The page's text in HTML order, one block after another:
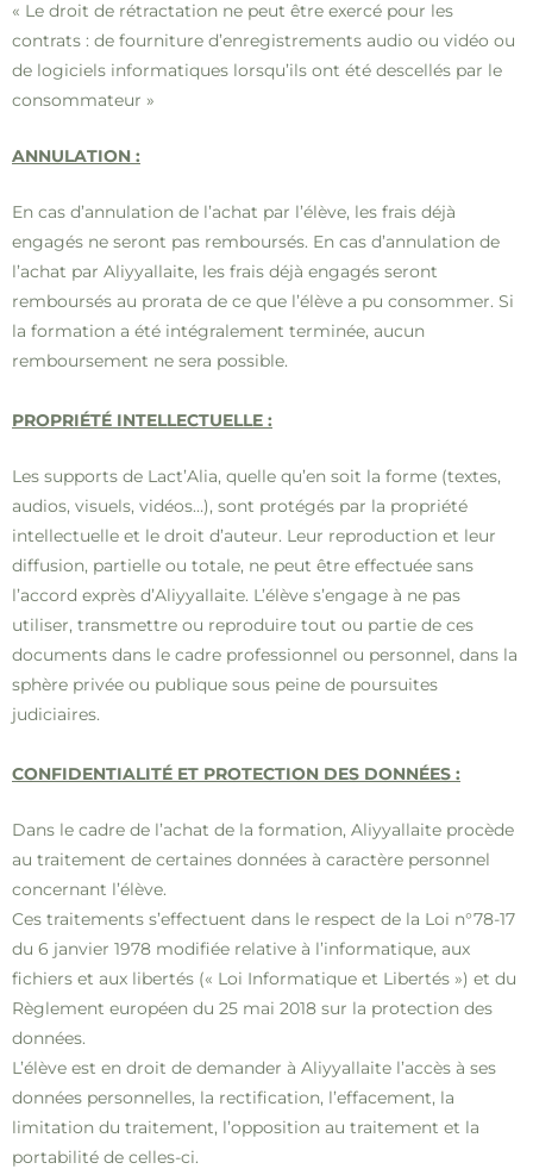
« Le droit de rétractation ne peut être exercé pour les
contrats : de fourniture d’enregistrements audio ou vidéo ou
de logiciels informatiques lorsqu’ils ont été descellés par le
consommateur »
ANNULATION :
En cas d’annulation de l’achat par l’élève, les frais déjà
engagés ne seront pas remboursés. En cas d’annulation de
l’achat par Aliyyallaite, les frais déjà engagés seront
remboursés au prorata de ce que l’élève a pu consommer. Si
la formation a été intégralement terminée, aucun
remboursement ne sera possible.
PROPRIÉTÉ INTELLECTUELLE :
Les supports de Lact’Alia, quelle qu’en soit la forme (textes,
audios, visuels, vidéos…), sont protégés par la propriété
intellectuelle et le droit d’auteur. Leur reproduction et leur
diffusion, partielle ou totale, ne peut être effectuée sans
l’accord exprès d’Aliyyallaite. L’élève s’engage à ne pas
utiliser, transmettre ou reproduire tout ou partie de ces
documents dans le cadre professionnel ou personnel, dans la
sphère privée ou publique sous peine de poursuites
judiciaires.
CONFIDENTIALITÉ ET PROTECTION DES DONNÉES :
Dans le cadre de l’achat de la formation, Aliyyallaite procède
au traitement de certaines données à caractère personnel
concernant l’élève.
Ces traitements s’effectuent dans le respect de la Loi n°78-17
du 6 janvier 1978 modifiée relative à l’informatique, aux
fichiers et aux libertés (« Loi Informatique et Libertés ») et du
Règlement européen du 25 mai 2018 sur la protection des
données.
L’élève est en droit de demander à Aliyyallaite l’accès à ses
données personnelles, la rectification, l’effacement, la
limitation du traitement, l’opposition au traitement et la
portabilité de celles-ci.